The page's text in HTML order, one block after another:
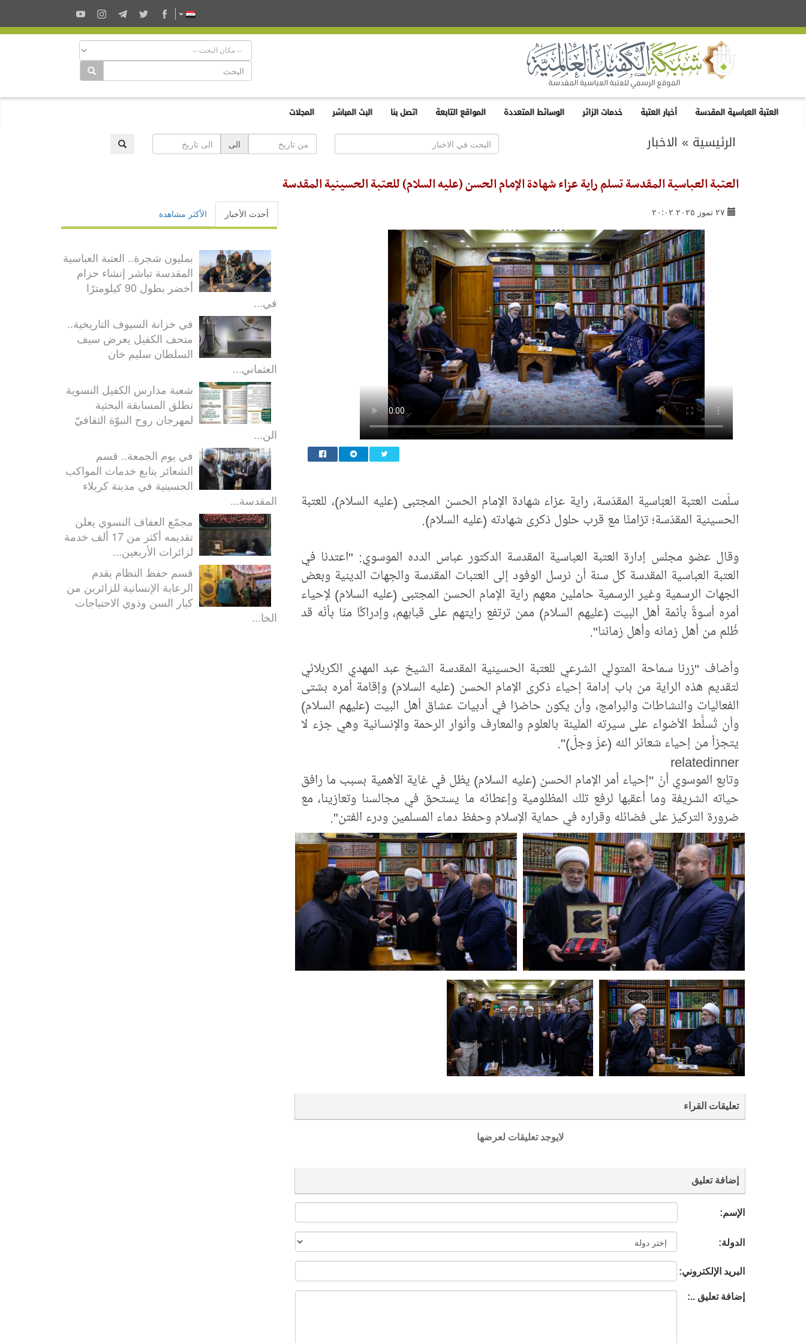
العتبة العباسية المقدسة أخبار العتبة خدمات الزائر الوسائط المتعددة المواقع التابعة اتصل بنا البث المباشر المجلات
الرئيسية » الاخبار الى
العتبة العباسية المقدسة تسلم راية عزاء شهادة الإمام الحسن (عليه السلام) للعتبة الحسينية المقدسة
٢٧ تموز ٢٠٢٥ ٢٠:٠٢
سلّمت العتبة العبّاسية المقدّسة، راية عزاء شهادة الإمام الحسن المجتبى (عليه السلام)، للعتبة
الحسينية المقدّسة؛ تزامنًا مع قرب حلول ذكرى شهادته (عليه السلام).
وقال عضو مجلس إدارة العتبة العباسية المقدسة الدكتور عباس الدده الموسوي: "اعتدنا في
العتبة العباسية المقدسة كل سنة أن نرسل الوفود إلى العتبات المقدسة والجهات الدينية وبعض
الجهات الرسمية وغير الرسمية حاملين معهم راية الإمام الحسن المجتبى (عليه السلام) لإحياء
أمره أسوةً بأئمة أهل البيت (عليهم السلام) ممن ترتفع رايتهم على قبابهم، وإدراكًا منّا بأنّه قد
ظُلم من أهل زمانه وأهل زماننا".
وأضاف "زرنا سماحة المتولي الشرعي للعتبة الحسينية المقدسة الشيخ عبد المهدي الكربلائي
لتقديم هذه الراية من باب إدامة إحياء ذكرى الإمام الحسن (عليه السلام) وإقامة أمره بشتى
الفعاليات والنشاطات والبرامج، وأن يكون حاضرًا في أدبيات عشاق أهل البيت (عليهم السلام)
وأن تُسلَّط الأضواء على سيرته المليئة بالعلوم والمعارف وأنوار الرحمة والإنسانية وهي جزء لا
يتجزأ من إحياء شعائر الله (عزّ وجلّ)".
relatedinner
وتابع الموسوي أنّ "إحياء أمر الإمام الحسن (عليه السلام) يظل في غاية الأهمية بسبب ما رافق
حياته الشريفة وما أعقبها لرفع تلك المظلومية وإعطائه ما يستحق في مجالسنا وتعازينا، مع
ضرورة التركيز على فضائله وقراره في حماية الإسلام وحفظ دماء المسلمين ودرء الفتن".
تعليقات القراء
لايوجد تعليقات لعرضها
إضافة تعليق
الإسم:
الدولة:
البريد الإلكتروني:
إضافة تعليق ..:
أحدث الأخبار الأكثر مشاهدة
بمليون شجرة.. العتبة العباسية
المقدسة تباشر إنشاء حزام
أخضر بطول 90 كيلومترًا
في...
في خزانة السيوف التاريخية..
متحف الكفيل يعرض سيف
السلطان سليم خان
العثماني...
شعبة مدارس الكفيل النسوية
تطلق المسابقة البحثية
لمهرجان روح النبوّة الثقافيّ
الن...
في يوم الجمعة.. قسم
الشعائر يتابع خدمات المواكب
الحسينية في مدينة كربلاء
المقدسة...
مجمّع العفاف النسوي يعلن
تقديمه أكثر من 17 ألف خدمة
لزائرات الأربعين...
قسم حفظ النظام يقدم
الرعاية الإنسانية للزائرين من
كبار السن وذوي الاحتياجات
الخا...